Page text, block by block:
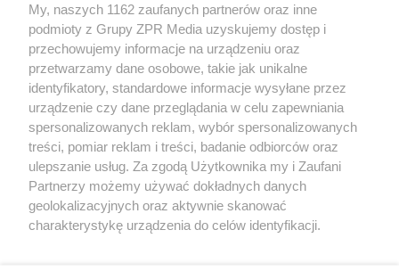
Żaden utwór zamieszczony w serwisie nie może być powielany i
rozpowszechniany lub dalej rozpowszechniany w jakikolwiek sposób (w
tym także elektroniczny lub mechaniczny) na jakimkolwiek polu
eksploatacji w jakiejkolwiek formie, włącznie z umieszczaniem w
Internecie bez pisemnej zgody właściciela praw. Jakiekolwiek użycie lub
wykorzystanie utworów w całości lub w części z naruszeniem prawa,
tzn. bez właściwej zgody, jest zabronione pod groźbą kary i może być
ścigane prawnie.
My, naszych 1162 zaufanych partnerów oraz inne
podmioty z Grupy ZPR Media uzyskujemy dostęp i
przechowujemy informacje na urządzeniu oraz
przetwarzamy dane osobowe, takie jak unikalne
identyfikatory, standardowe informacje wysyłane przez
urządzenie czy dane przeglądania w celu zapewniania
spersonalizowanych reklam, wybór spersonalizowanych
treści, pomiar reklam i treści, badanie odbiorców oraz
ulepszanie usług. Za zgodą Użytkownika my i Zaufani
Partnerzy możemy używać dokładnych danych
geolokalizacyjnych oraz aktywnie skanować
charakterystykę urządzenia do celów identyfikacji.